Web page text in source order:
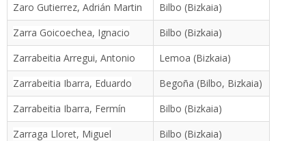
Zaro Gutierrez, Adrián Martin
Bilbo (Bizkaia)
Zarra Goicoechea, Ignacio
Bilbo (Bizkaia)
Zarrabeitia Arregui, Antonio
Lemoa (Bizkaia)
Zarrabeitia Ibarra, Eduardo
Begoña (Bilbo, Bizkaia)
Zarrabeitia Ibarra, Fermín
Bilbo (Bizkaia)
Zarraga Lloret, Miguel
Bilbo (Bizkaia)